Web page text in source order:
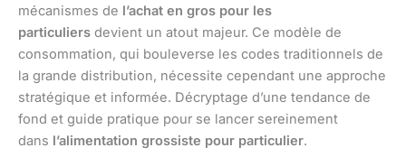
mécanismes de l’achat en gros pour les
particuliers devient un atout majeur. Ce modèle de
consommation, qui bouleverse les codes traditionnels de
la grande distribution, nécessite cependant une approche
stratégique et informée. Décryptage d’une tendance de
fond et guide pratique pour se lancer sereinement
dans l’alimentation grossiste pour particulier.